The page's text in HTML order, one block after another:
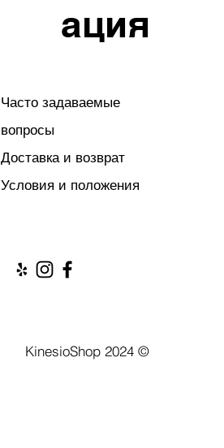
ация
Часто задаваемые
вопросы
Доставка и возврат
Условия и положения
© 2024 KinesioShop